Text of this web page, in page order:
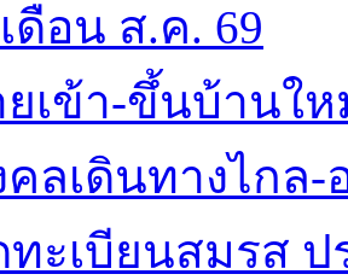
ดือน ส.ค. 69
เข้า-ขึ้นบ้านให
ลเดินทางไกล-
ะเบียนสมรส ป